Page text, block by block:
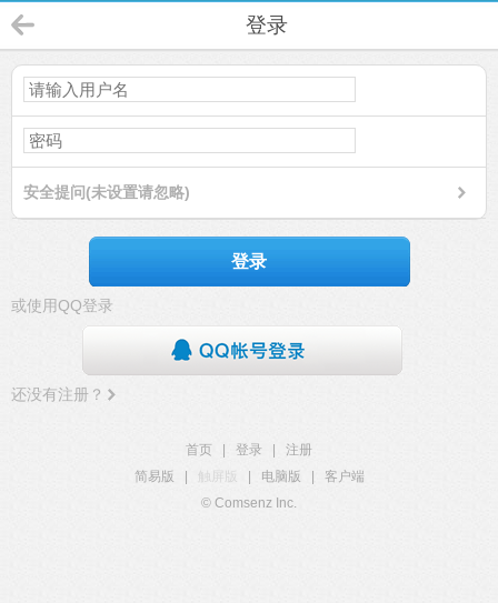
登录
安全提问(未设置请忽略)
登录
或使用QQ登录
还没有注册？
首页 登录
注册
简易版
触屏版 电脑版
客户端
© Comsenz Inc.